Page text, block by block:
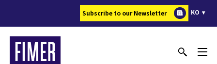
Subscribe to our Newsletter KO